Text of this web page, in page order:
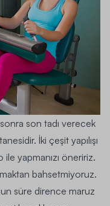
son tadı verecek
İki çeşit yapılışı
yapmanızı öneririz.
bahsetmiyoruz.
süre dirence maruz